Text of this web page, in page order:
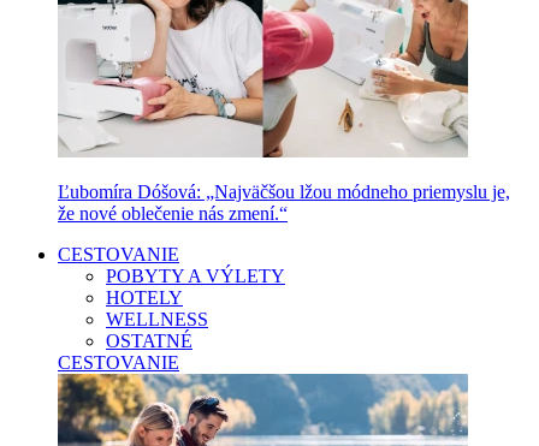
Ľubomíra Dóšová: „Najväčšou lžou módneho priemyslu je,
že nové oblečenie nás zmení.“
CESTOVANIE
POBYTY A VÝLETY
HOTELY
WELLNESS
OSTATNÉ
CESTOVANIE